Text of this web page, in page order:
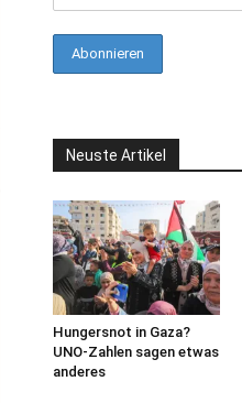
Neuste Artikel
Hungersnot in Gaza?
UNO-Zahlen sagen etwas
anderes